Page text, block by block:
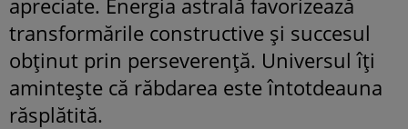
transformările constructive și succesul
obținut prin perseverență. Universul îți
amintește că răbdarea este întotdeauna
răsplătită.